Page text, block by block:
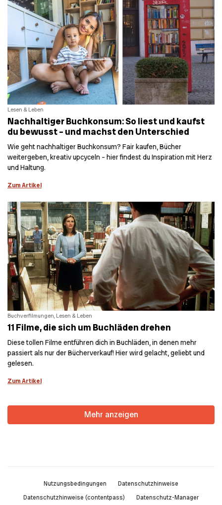
Lesen & Leben
Nachhaltiger Buchkonsum: So liest und kaufst
du bewusst – und machst den Unterschied
Wie geht nachhaltiger Buchkonsum? Fair kaufen, Bücher
weitergeben, kreativ upcyceln – hier findest du Inspiration mit Herz
und Haltung.
Zum Artikel
Buchverfilmungen, Lesen & Leben
11 Filme, die sich um Buchläden drehen
Diese tollen Filme entführen dich in Buchläden, in denen mehr
passiert als nur der Bücherverkauf! Hier wird gelacht, geliebt und
gelesen.
Zum Artikel
Mehr anzeigen
Nutzungsbedingungen
Datenschutzhinweise
Datenschutzhinweise (contentpass)
Datenschutz-Manager